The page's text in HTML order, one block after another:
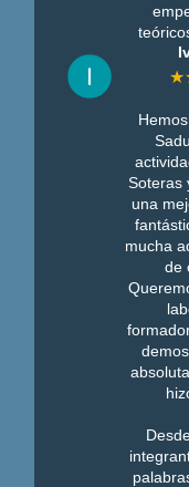
Soteras
una
mucha
de